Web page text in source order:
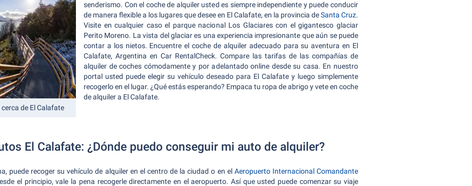
de El Calafate
senderismo. Con el coche de alquiler usted es siempre independiente y puede conducir
de manera flexible a los lugares que desee en El Calafate, en la provincia deSanta Cruz.
Visite en cualquier caso el parque nacional Los Glaciares con el gigantesco glaciar
Perito Moreno. La vista del glaciar es una experiencia impresionante que aún se puede
contar a los nietos. Encuentre el coche de alquiler adecuado para su aventura en El
Calafate, Argentina en Car RentalCheck. Compare las tarifas de las compañías de
alquiler de coches cómodamente y por adelantado online desde su casa. En nuestro
portal usted puede elegir su vehículo deseado para El Calafate y luego simplemente
recogerlo en el lugar. ¿Qué estás esperando? Empaca tu ropa de abrigo y vete en coche
de alquiler a El Calafate.
El Calafate: ¿Dónde puedo conseguir mi auto de alquiler?
puede recoger su vehículo de alquiler en el centro de la ciudad o en el Aeropuerto Internacional Comandante
el principio, vale la pena recogerle directamente en el aeropuerto. Así que usted puede comenzar su viaje